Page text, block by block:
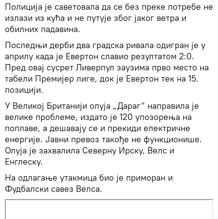
Полиција је саветовала да се без преке потребе не
излази из кућа и не путује због јаког ветра и
обилних падавина.
Последњи дерби два градска ривала одигран је у
априлу када је Евертон славио резултатом 2:0.
Пред овај сусрет Ливерпул заузима прво место на
табели Премијер лиге, док је Евертон тек на 15.
позицији.
У Великој Британији олуја „Дараг“ направила је
велике проблеме, издато је 120 упозорења на
поплаве, а дешавају се и прекиди електричне
енергије. Јавни превоз такође не функционише.
Олуја је захвалила Северну Ирску, Велс и
Енглеску.
На одлагање утакмица био је приморан и
Фудбалски савез Велса.